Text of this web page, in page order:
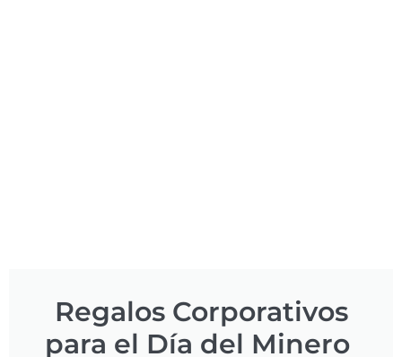
Regalos Corporativos
para el Día del Minero ​